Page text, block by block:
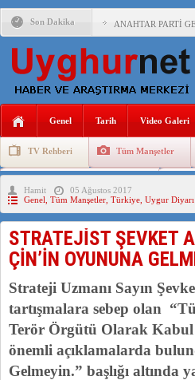
Son Dakika ANAHTAR PARTİ
ÇİN’İN DOĞU
150 YILDIR
ÇİN’İN UYGUR
ÇİN’İN ANKARA
İŞGALCİ ÇİN’DEN
SAADET PARTİSİ
Genel Tarih Video Galeri
TV Rehberi Tüm Manşetler
Uygurlarda Düğün ve Cenaze
Hamit
05 Ağustos 2017
Genel Tüm Manşetler Türkiye Uygur
STRATEJİST ŞEVKET
ÇİN’İN OYUNUNA
Strateji Uzmanı Sayın
tartışmalara sebep olan
Terör Örgütü Olarak
önemli açıklamalarda
Gelmeyin.” başlığı altında